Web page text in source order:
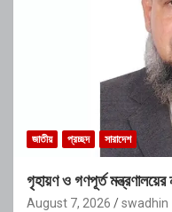
জাতীয় প্রচ্ছদ সারাদেশ
গৃহায়ণ ও গণপূর্ত
August 7, 2026 swadhin